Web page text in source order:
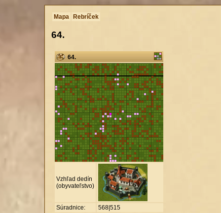
Mapa Rebríček
64.
64.
Vzhľad dedín
(obyvateľstvo)
Súradnice:
568|515